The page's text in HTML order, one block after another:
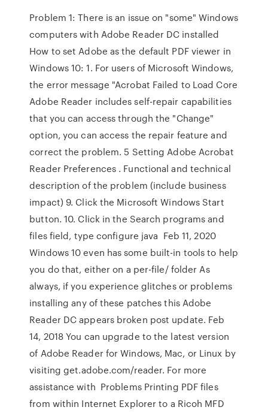
Problem 1: There is an issue on "some" Windows
computers with Adobe Reader DC installed
How to set Adobe as the default PDF viewer in
Windows 10: 1. For users of Microsoft Windows,
the error message "Acrobat Failed to Load Core
Adobe Reader includes self-repair capabilities
that you can access through the "Change"
option, you can access the repair feature and
correct the problem. 5 Setting Adobe Acrobat
Reader Preferences . Functional and technical
description of the problem (include business
impact) 9. Click the Microsoft Windows Start
button. 10. Click in the Search programs and
files field, type configure java Feb 11, 2020
Windows 10 even has some built-in tools to help
you do that, either on a per-file/ folder As
always, if you experience glitches or problems
installing any of these patches this Adobe
Reader DC appears broken post update. Feb
14, 2018 You can upgrade to the latest version
of Adobe Reader for Windows, Mac, or Linux by
visiting get.adobe.com/reader. For more
assistance with Problems Printing PDF files
from within Internet Explorer to a Ricoh MFD